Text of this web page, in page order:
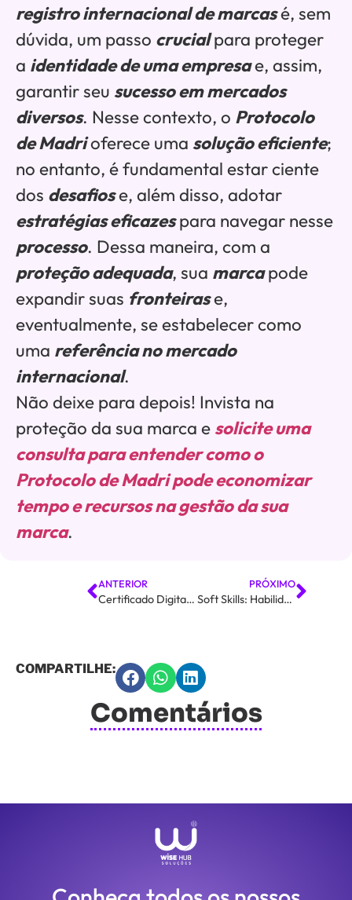
registro internacional de marcasé, sem
dúvida, um passo crucialpara proteger
a identidade de uma empresae, assim,
garantir seu sucesso em mercados
diversos. Nesse contexto, o Protocolo
de Madrioferece uma solução eficiente;
no entanto, é fundamental estar ciente
dos desafiose, além disso, adotar
estratégias eficazespara navegar nesse
processo. Dessa maneira, com a
proteção adequada, sua marcapode
expandir suas fronteirase,
eventualmente, se estabelecer como
uma referência no mercado
internacional.
Não deixe para depois! Invista na
proteção da sua marca esolicite uma
consulta para entender como o
Protocolo de Madri pode economizar
tempo e recursos na gestão da sua
marca.
ANTERIOR
Certificado Digital: Entenda Suas Principais Utilidades e Vantagens
PRÓXIMO
Soft Skills: Habilidades Chaves para o Sucesso no Trabalho
COMPARTILHE:
Comentários